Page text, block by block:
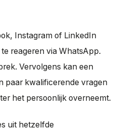
Instagram of LinkedIn
reageren via WhatsApp.
Vervolgens kan een
paar kwalificerende vragen
het persoonlijk overneemt.
uit hetzelfde